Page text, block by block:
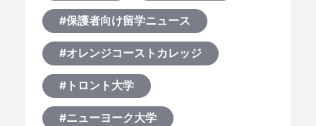
#保護者向け留学ニュース
#オレンジコーストカレッジ
#トロント大学
#ニューヨーク大学